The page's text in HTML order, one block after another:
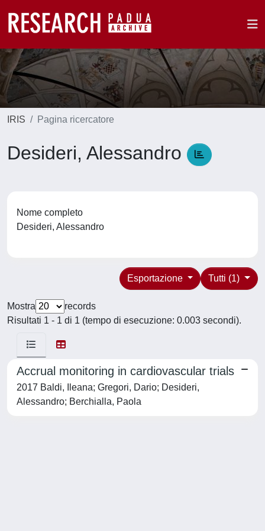
IRIS Pagina ricercatore
Desideri, Alessandro
Nome completo
Desideri, Alessandro
Tutti (1)
Esportazione
Mostra
records
Risultati 1 - 1 di 1 (tempo di esecuzione: 0.003 secondi).
Accrual monitoring in cardiovascular trials
2017 Baldi, Ileana; Gregori, Dario; Desideri,
Alessandro; Berchialla, Paola